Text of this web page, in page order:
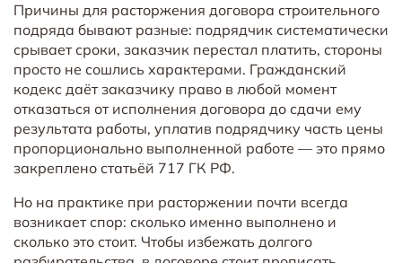
Причины для расторжения договора строительного
подряда бывают разные: подрядчик систематически
срывает сроки, заказчик перестал платить, стороны
просто не сошлись характерами. Гражданский
кодекс даёт заказчику право в любой момент
отказаться от исполнения договора до сдачи ему
результата работы, уплатив подрядчику часть цены
пропорционально выполненной работе — это прямо
закреплено статьёй 717 ГК РФ.
Но на практике при расторжении почти всегда
возникает спор: сколько именно выполнено и
сколько это стоит. Чтобы избежать долгого